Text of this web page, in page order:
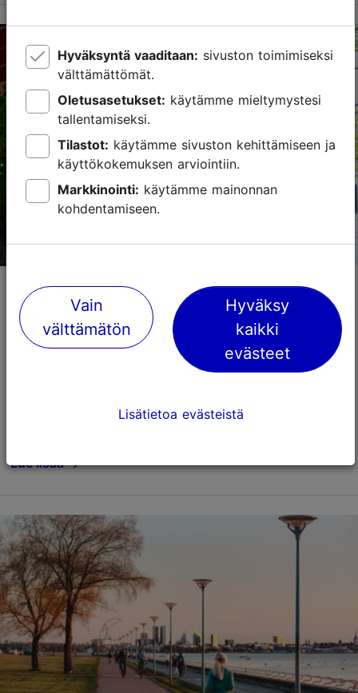
Nõmme - Kylä kaupungissa
Nähtävyydet & arkkitehtuuri 07.07.2025
Aivan Tallinnan lounaisreunalla sijaitsee kaupunginosa,
joka ei voisi enää olla kauempana korkeiden
Tallenna suosikkeihin
Lue lisää
Hyväksyntä vaaditaan:
välttämättömät.
Oletusasetukset:
tallentamiseksi.
Tilastot:
käyttökokemuksen arviointiin.
Markkinointi:
kohdentamiseen.
Vain
välttämätön
Hyväksy
kaikki
evästeet
Lisätietoa evästeistä